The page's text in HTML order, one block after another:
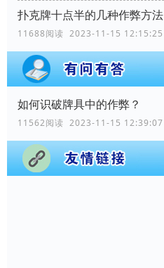
扑克牌十点半的几种作弊方法
11688阅读 2023-11-15 12:15:25
如何识破牌具中的作弊？
11562阅读 2023-11-15 12:39:07